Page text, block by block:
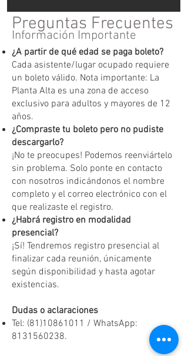
Preguntas Frecuentes
Información Importante
¿A partir de qué edad se paga boleto?
Cada asistente/lugar ocupado requiere
un boleto válido. Nota importante: La
Planta Alta es una zona de acceso
exclusivo para adultos y mayores de 12
años.
¿Compraste tu boleto pero no pudiste
descargarlo?
¡No te preocupes! Podemos reenviártelo
sin problema. Solo ponte en contacto
con nosotros indicándonos el nombre
completo y el correo electrónico con el
que realizaste el registro.
¿Habrá registro en modalidad
presencial?
¡Sí! Tendremos registro presencial al
finalizar cada reunión, únicamente
según disponibilidad y hasta agotar
existencias.
Dudas o aclaraciones
Tel: (81)10861011 / WhatsApp:
8131560238.